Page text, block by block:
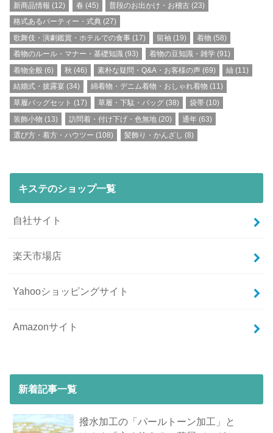
新商品情報 (12) 春 (45) 普段のお出かけ・お稽古(23)
格式あるパーティー・式典 (27)
歌舞伎・演劇鑑賞・ホテルでの食事 (17) 留袖 (19) 着物 (58)
着物のルール・マナー・基礎知識 (93) 着物の豆知識・雑学(91)
着物全般 (6) 秋 (46) 素朴な疑問・Q&A・お客様の声(69) 紬 (11)
結婚式・披露宴 (34) 綿着物・デニム着物・おしゃれ着物 (11)
草履バッグセット (17) 草履・下駄・バッグ(38) 袋帯(10)
装飾小物 (13) 訪問着・付け下げ・色無地(20) 通年(63)
選び方・着方・ハウツー (108) 髪飾り・かんざし (8)
キステのショップ一覧
自社サイト
楽天市場店
Yahooショッピングサイト
Amazonサイト
新着記事一覧
撥水加工の「パールトーン加工」と